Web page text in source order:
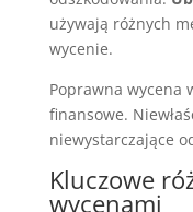
używają różnych
wycenie.
Poprawna wycena
finansowe.
niewystarczające
Kluczowe
wycenami